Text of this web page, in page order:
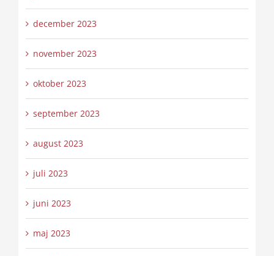
december 2023
november 2023
oktober 2023
september 2023
august 2023
juli 2023
juni 2023
maj 2023